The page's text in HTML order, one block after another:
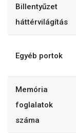
Billentyűzet
háttérvilágítás
Egyéb portok
Memória
foglalatok
száma